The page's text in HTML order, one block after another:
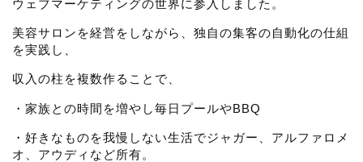
ウェブマーケティングの世界に参入しました。
美容サロンを経営をしながら、独自の集客の自動化の仕組
を実践し、
収入の柱を複数作ることで、
・家族との時間を増やし毎日プールやBBQ
・好きなものを我慢しない生活でジャガー、アルファロメ
オ、アウディなど所有。